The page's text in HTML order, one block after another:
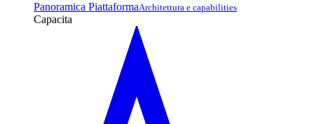
Panoramica PiattaformaArchitettura e capabilities
Capacita